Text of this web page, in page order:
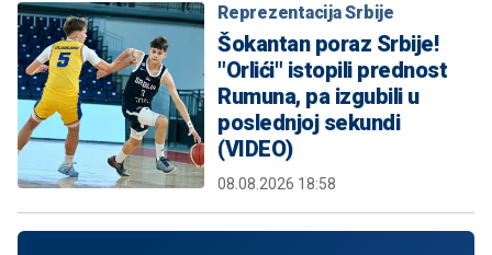
Reprezentacija Srbije
Šokantan poraz Srbije!
"Orlići" istopili prednost
Rumuna, pa izgubili u
poslednjoj sekundi
(VIDEO)
08.08.2026 18:58